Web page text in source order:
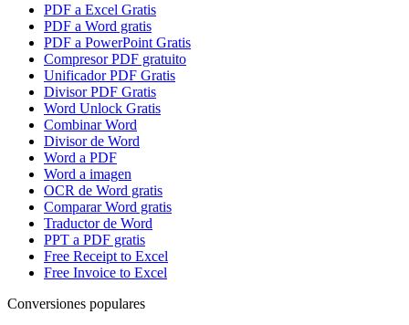
PDF a Excel Gratis
PDF a Word gratis
PDF a PowerPoint Gratis
Compresor PDF gratuito
Unificador PDF Gratis
Divisor PDF Gratis
Word Unlock Gratis
Combinar Word
Divisor de Word
Word a PDF
Word a imagen
OCR de Word gratis
Comparar Word gratis
Traductor de Word
PPT a PDF gratis
Free Receipt to Excel
Free Invoice to Excel
Conversiones populares